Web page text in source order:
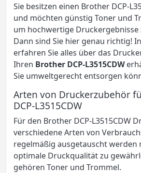
Sie besitzen einen Brother DCP-
und möchten günstig Toner und
um hochwertige Druckergebnisse
Dann sind Sie hier genau richtig!
erfahren Sie alles über das
Ihren Brother DCP-L3515CDW
Sie umweltgerecht entsorgen
Arten von Druckerzubehör
DCP-L3515CDW
Für den Brother DCP-L3515CDW
verschiedene Arten von
regelmäßig ausgetauscht werden
optimale Druckqualität zu
gehören Toner und Trommel.